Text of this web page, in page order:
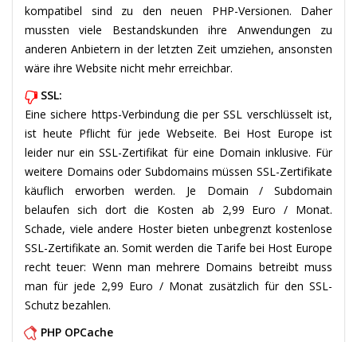
kompatibel sind zu den neuen PHP-Versionen. Daher
mussten viele Bestandskunden ihre Anwendungen zu
anderen Anbietern in der letzten Zeit umziehen, ansonsten
wäre ihre Website nicht mehr erreichbar.
SSL:
Eine sichere https-Verbindung die per SSL verschlüsselt ist,
ist heute Pflicht für jede Webseite. Bei Host Europe ist
leider nur ein SSL-Zertifikat für eine Domain inklusive. Für
weitere Domains oder Subdomains müssen SSL-Zertifikate
käuflich erworben werden. Je Domain / Subdomain
belaufen sich dort die Kosten ab 2,99 Euro / Monat.
Schade, viele andere Hoster bieten unbegrenzt kostenlose
SSL-Zertifikate an. Somit werden die Tarife bei Host Europe
recht teuer: Wenn man mehrere Domains betreibt muss
man für jede 2,99 Euro / Monat zusätzlich für den SSL-
Schutz bezahlen.
PHP OPCache